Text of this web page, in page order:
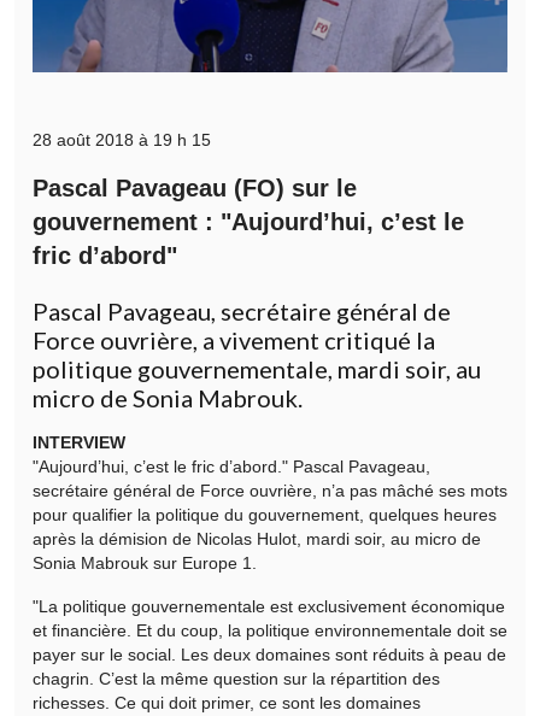
28 août 2018 à 19 h 15
Pascal Pavageau (FO) sur le
gouvernement : "Aujourd’hui, c’est le
fric d’abord"
Pascal Pavageau, secrétaire général de
Force ouvrière, a vivement critiqué la
politique gouvernementale, mardi soir, au
micro de Sonia Mabrouk.
INTERVIEW
"Aujourd’hui, c’est le fric d’abord." Pascal Pavageau,
secrétaire général de Force ouvrière, n’a pas mâché ses mots
pour qualifier la politique du gouvernement, quelques heures
après la démision de Nicolas Hulot, mardi soir, au micro de
Sonia Mabrouk sur Europe 1.
"La politique gouvernementale est exclusivement économique
et financière. Et du coup, la politique environnementale doit se
payer sur le social. Les deux domaines sont réduits à peau de
chagrin. C’est la même question sur la répartition des
richesses. Ce qui doit primer, ce sont les domaines